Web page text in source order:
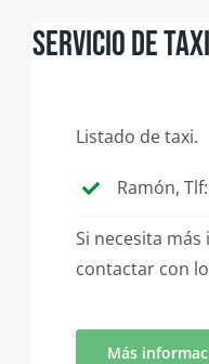
Servicio de Taxi
Listado de taxi.
Ramón,
Si necesita
contactar con
Más